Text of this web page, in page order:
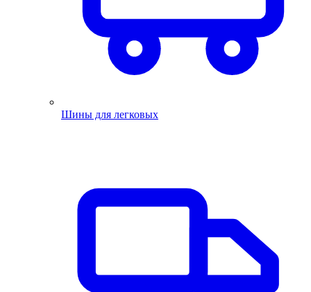
Шины для легковых